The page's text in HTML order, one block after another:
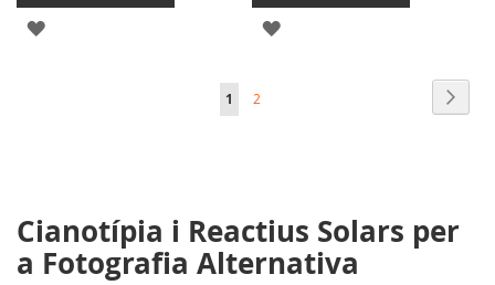
AFEGIR
DESITJOS
AFEGIR
DESITJOS
Page
You're
1 Page
2
Cianotípia i Reactius Solars per
a Fotografia Alternativa